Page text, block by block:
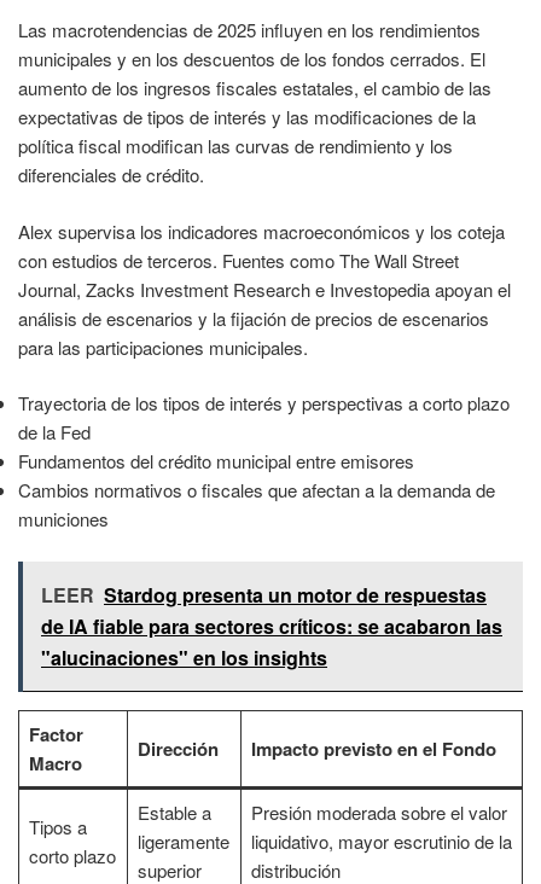
Las macrotendencias de 2025 influyen en los rendimientos
municipales y en los descuentos de los fondos cerrados. El
aumento de los ingresos fiscales estatales, el cambio de las
expectativas de tipos de interés y las modificaciones de la
política fiscal modifican las curvas de rendimiento y los
diferenciales de crédito.
Alex supervisa los indicadores macroeconómicos y los coteja
con estudios de terceros. Fuentes como The Wall Street
Journal, Zacks Investment Research e Investopedia apoyan el
análisis de escenarios y la fijación de precios de escenarios
para las participaciones municipales.
Trayectoria de los tipos de interés y perspectivas a corto plazo
de la Fed
Fundamentos del crédito municipal entre emisores
Cambios normativos o fiscales que afectan a la demanda de
municiones
LEER Stardog presenta un motor de respuestas
de IA fiable para sectores críticos: se acabaron las
"alucinaciones" en los insights
Factor
Macro
Dirección Impacto previsto en el Fondo
Tipos a
corto plazo
Estable a
ligeramente
superior
Presión moderada sobre el valor
liquidativo, mayor escrutinio de la
distribución